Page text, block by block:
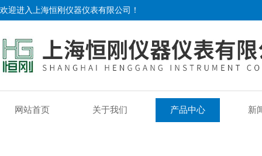
欢迎进入上海恒刚仪器仪表有限公司！
网站首页 关于我们 产品中心 新